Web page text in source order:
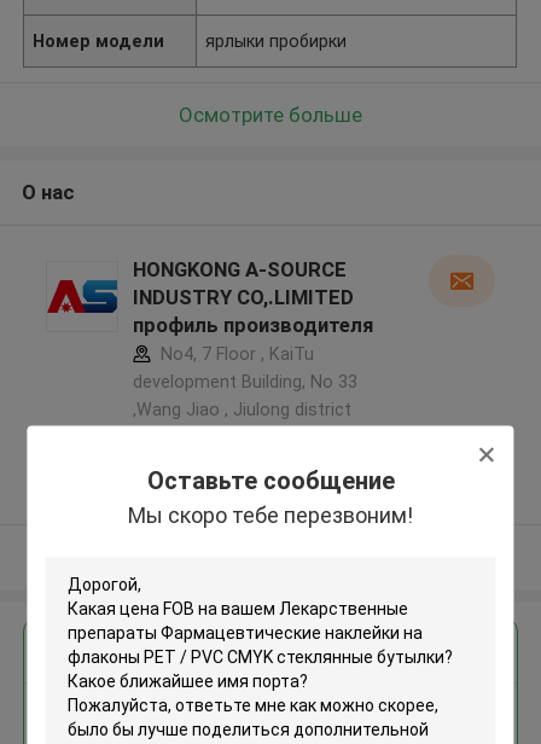
Оставьте сообщение
Мы скоро тебе перезвоним!
Номер модели ярлыки пробирки
Осмотрите больше
О нас
HONGKONG A-SOURCE
INDUSTRY CO,.LIMITED
профиль производителя
No4, 7 Floor , KaiTu
development Building, No 33
,Wang Jiao , Jiulong district
Подтверженный
поставщик
Получить лучшую цену для
Лекарственные препараты